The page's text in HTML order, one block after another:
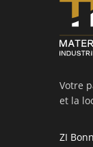
Votre
et la
ZI